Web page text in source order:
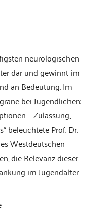
neurologischen
dar und gewinnt im
an Bedeutung. Im
bei Jugendlichen:
– Zulassung,
beleuchtete Prof. Dr.
Westdeutschen
die Relevanz dieser
im Jugendalter.